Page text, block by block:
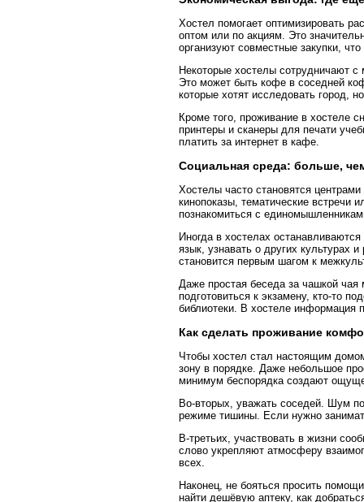
Хостел помогает оптимизировать
оптом или по акциям. Это
организуют совместные закупки,
Некоторые хостелы сотрудничают с
Это может быть кофе в соседней
которые хотят исследовать город,
Кроме того, проживание в хостеле
принтеры и сканеры для печати
платить за интернет в кафе.
Социальная среда: больше,
Хостелы часто становятся
кинопоказы, тематические встречи
познакомиться с
Иногда в хостелах
язык, узнавать о других культурах
становится первым шагом к
Даже простая беседа за чашкой чая
подготовиться к экзамену, кто-то
библиотеки. В хостеле информация
Как сделать проживание
Чтобы хостел стал настоящим
зону в порядке. Даже небольшое
минимум беспорядка создают
Во-вторых, уважать соседей. Шум
режиме тишины. Если нужно
В-третьих, участвовать в жизни
слово укрепляют атмосферу
всех.
Наконец, не бояться просить
найти дешёвую аптеку, как